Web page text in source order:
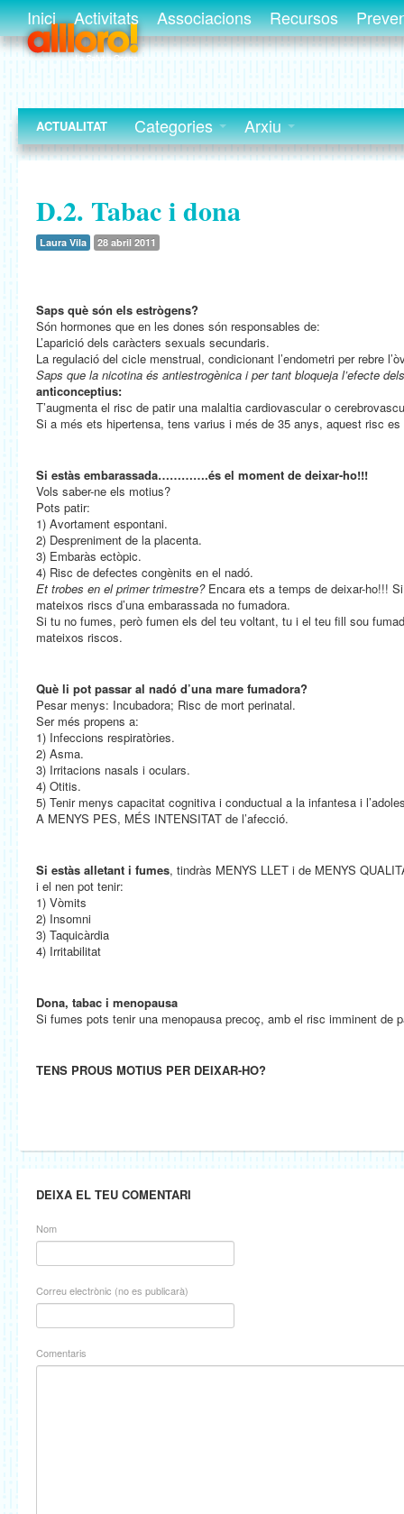
Inici Activitats Associacions Recursos
ACTUALITAT Categories Arxiu
D.2. Tabac i dona
Laura Vila 28 abril 2011
Saps què són els estrògens?
Són hormones que en les dones són responsables de:
L’aparició dels caràcters sexuals secundaris.
La regulació del cicle menstrual, condicionant l’endometri per rebre
Saps que la nicotina és antiestrogènica i per tant bloqueja l’efecte
anticonceptius:
T’augmenta el risc de patir una malaltia cardiovascular o
Si a més ets hipertensa, tens varius i més de 35 anys, aquest risc
Si estàs embarassada………….és el moment de deixar-ho!!!
Vols saber-ne els motius?
Pots patir:
1) Avortament espontani.
2) Despreniment de la placenta.
3) Embaràs ectòpic.
4) Risc de defectes congènits en el nadó.
Et trobes en el primer trimestre?Encara ets a temps de deixar-ho!!!
mateixos riscs d’una embarassada no fumadora.
Si tu no fumes, però fumen els del teu voltant, tu i el teu fill sou
mateixos riscos.
Què li pot passar al nadó d’una mare fumadora?
Pesar menys: Incubadora; Risc de mort perinatal.
Ser més propens a:
1) Infeccions respiratòries.
2) Asma.
3) Irritacions nasals i oculars.
4) Otitis.
5) Tenir menys capacitat cognitiva i conductual a la infantesa i
A MENYS PES, MÉS INTENSITAT de l’afecció.
Si estàs alletant i fumes, tindràs MENYS LLET i de MENYS
i el nen pot tenir:
1) Vòmits
2) Insomni
3) Taquicàrdia
4) Irritabilitat
Dona, tabac i menopausa
Si fumes pots tenir una menopausa precoç, amb el risc imminent de
TENS PROUS MOTIUS PER DEIXAR-HO?
DEIXA EL TEU COMENTARI
Nom
Correu electrònic (no es publicarà)
Comentaris